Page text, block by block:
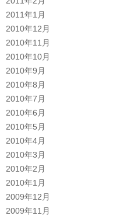
2011年1月
2010年12月
2010年11月
2010年10月
2010年9月
2010年8月
2010年7月
2010年6月
2010年5月
2010年4月
2010年3月
2010年2月
2010年1月
2009年12月
2009年11月